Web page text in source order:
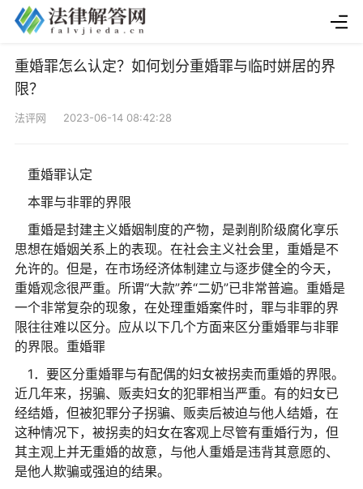
重婚罪怎么认定？如何划分重婚罪与临时姘居的界
限？
法评网 2023-06-14 08:42:28
重婚罪认定
本罪与非罪的界限
重婚是封建主义婚姻制度的产物，是剥削阶级腐化享乐
思想在婚姻关系上的表现。在社会主义社会里，重婚是不
允许的。但是，在市场经济体制建立与逐步健全的今天，
重婚观念很严重。所谓“大款”养“二奶”已非常普遍。重婚是
一个非常复杂的现象，在处理重婚案件时，罪与非罪的界
限往往难以区分。应从以下几个方面来区分重婚罪与非罪
的界限。重婚罪
1．要区分重婚罪与有配偶的妇女被拐卖而重婚的界限。
近几年来，拐骗、贩卖妇女的犯罪相当严重。有的妇女已
经结婚，但被犯罪分子拐骗、贩卖后被迫与他人结婚，在
这种情况下，被拐卖的妇女在客观上尽管有重婚行为，但
其主观上并无重婚的故意，与他人重婚是违背其意愿的、
是他人欺骗或强迫的结果。